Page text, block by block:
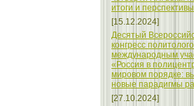
итоги и
[15.12.2024]
Десятый
конгресс
международным
«Россия в
мировом порядке:
новые парадигмы
[27.10.2024]